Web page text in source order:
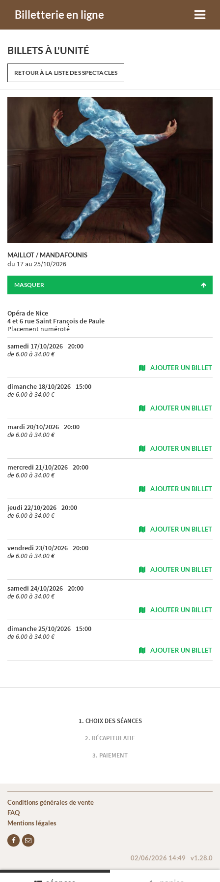
Billetterie en ligne
BILLETS À L'UNITÉ
RETOUR À LA LISTE DES SPECTACLES
MAILLOT / MANDAFOUNIS
du 17au 25/10/2026
MASQUER
Opéra de Nice
4 et 6 rue Saint François de Paule
Placement numéroté
samedi 17/10/2026 20:00
de 6.00 à 34.00 €
AJOUTER UN BILLET
dimanche 18/10/2026
15:00
de 6.00 à 34.00 €
AJOUTER UN BILLET
mardi 20/10/2026 20:00
de 6.00 à 34.00 €
AJOUTER UN BILLET
mercredi 21/10/2026 20:00
de 6.00 à 34.00 €
AJOUTER UN BILLET
jeudi 22/10/2026 20:00
de 6.00 à 34.00 €
AJOUTER UN BILLET
vendredi 23/10/2026 20:00
de 6.00 à 34.00 €
AJOUTER UN BILLET
samedi 24/10/2026 20:00
de 6.00 à 34.00 €
AJOUTER UN BILLET
dimanche 25/10/2026
15:00
de 6.00 à 34.00 €
AJOUTER UN BILLET
CHOIX DES SÉANCES
RÉCAPITULATIF
PAIEMENT
Conditions générales de vente
FAQ
Mentions légales
02/06/2026 14:49 v1.28.0